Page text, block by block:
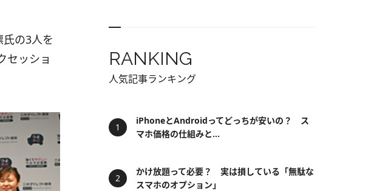
の3人を
セッショ
RANKING
人気記事ランキング
iPhoneとAndroidってどっちが安いの？ ス
マホ価格の仕組みと...
かけ放題って必要？ 実は損している「無駄な
スマホのオプション」